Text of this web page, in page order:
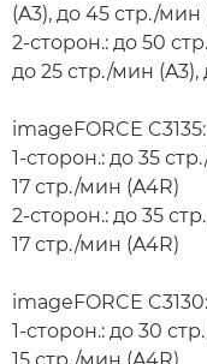
(A3), до 45 стр./мин
2-сторон.: до 50
до 25 стр./мин
imageFORCE C3135:
1-сторон.: до 35
17 стр./мин (A4R)
2-сторон.: до 35
17 стр./мин (A4R)
imageFORCE C3130:
1-сторон.: до 30